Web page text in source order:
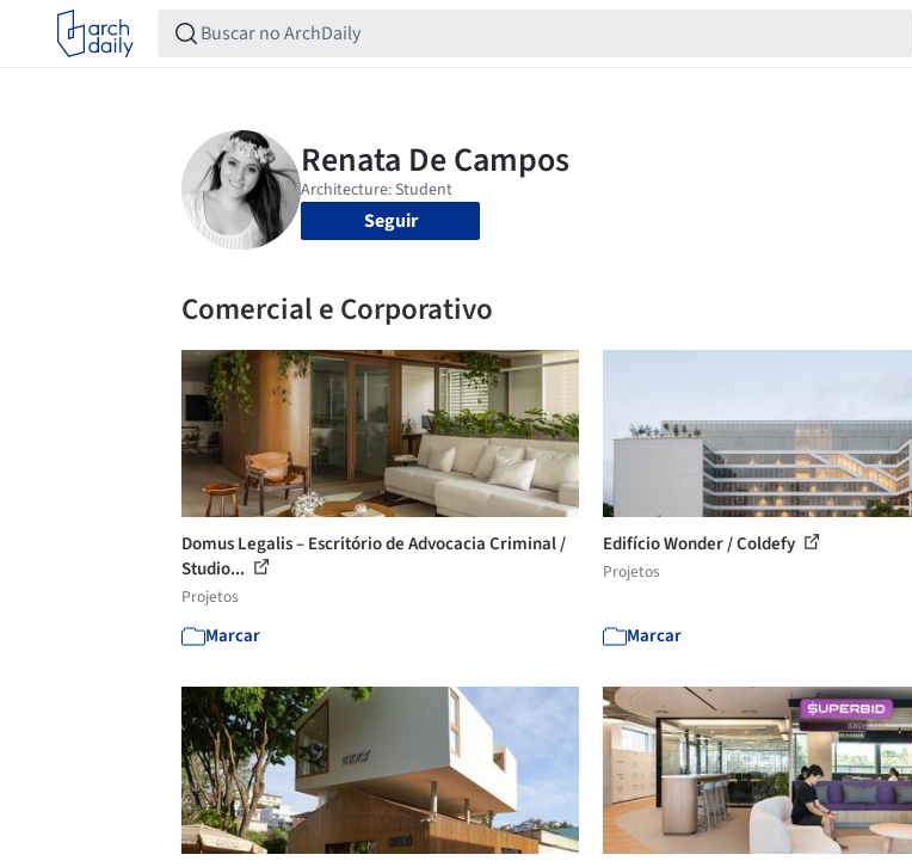
Seguir
Comercial e Corporativo
Domus Legalis – Escritório de Advocacia Criminal /
Studio...
Projetos
Marcar
Edifício Wonder / Coldefy
Projetos
Marcar